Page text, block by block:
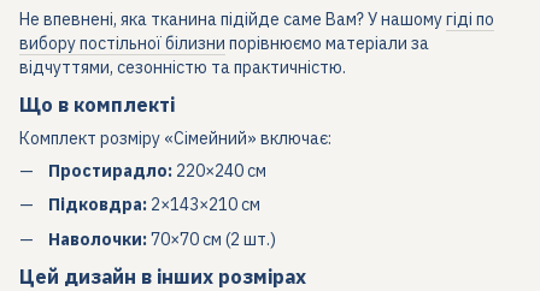
Не впевнені, яка тканина підійде саме Вам? У нашомугіді по
вибору постільної білизни порівнюємо матеріали за
відчуттями, сезонністю та практичністю.
Що в комплекті
Комплект розміру «Сімейний» включає:
Простирадло: 220×240 см
Підковдра: 2×143×210 см
Наволочки:70×70 см (2 шт.)
Цей дизайн в інших розмірах